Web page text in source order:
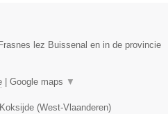
lez Buissenal en in de provincie
Google maps ▼
Koksijde (West-Vlaanderen)